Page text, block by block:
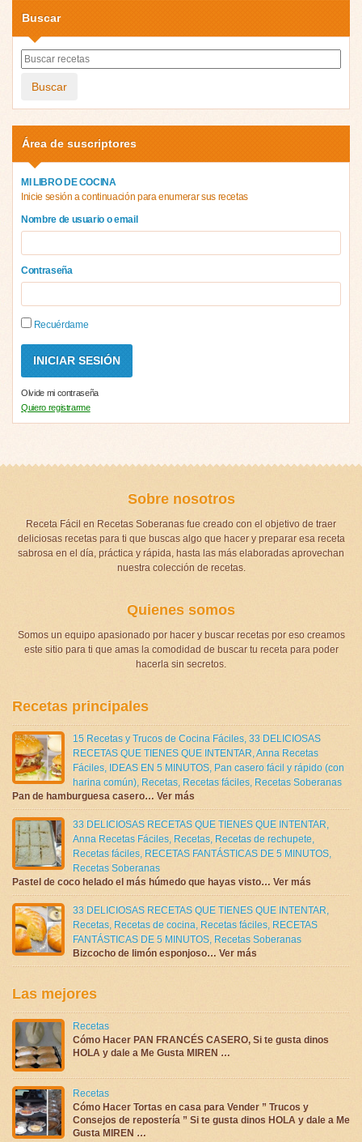
Buscar
Buscar
Área de suscriptores
MI LIBRO DE COCINA
Inicie sesión a continuación para enumerar sus recetas
Nombre de usuario o email
Contraseña
Recuérdame
Olvide mi contraseña
Quiero registrarme
Sobre nosotros
Receta Fácil en Recetas Soberanas fue creado con el objetivo de traer
deliciosas recetas para ti que buscas algo que hacer y preparar esa receta
sabrosa en el día, práctica y rápida, hasta las más elaboradas aprovechan
nuestra colección de recetas.
Quienes somos
Somos un equipo apasionado por hacer y buscar recetas por eso creamos
este sitio para ti que amas la comodidad de buscar tu receta para poder
hacerla sin secretos.
Recetas principales
15 Recetas y Trucos de Cocina Fáciles, 33 DELICIOSAS
RECETAS QUE TIENES QUE INTENTAR,Anna Recetas
Fáciles, IDEAS EN 5 MINUTOS, Pan casero fácil y rápido (con
harina común), Recetas, Recetas fáciles, Recetas Soberanas
Pan de hamburguesa casero… Ver más
33 DELICIOSAS RECETAS QUE TIENES QUE INTENTAR,
Anna Recetas Fáciles, Recetas, Recetas de rechupete,
Recetas fáciles, RECETAS FANTÁSTICAS DE 5 MINUTOS,
Recetas Soberanas
Pastel de coco helado el más húmedo que hayas visto… Ver más
33 DELICIOSAS RECETAS QUE TIENES QUE INTENTAR,
Recetas, Recetas de cocina, Recetas fáciles, RECETAS
FANTÁSTICAS DE 5 MINUTOS, Recetas Soberanas
Bizcocho de limón esponjoso… Ver más
Las mejores
Recetas
Cómo Hacer PAN FRANCÉS CASERO, Si te gusta dinos
HOLA y dale a Me Gusta MIREN …
Recetas
Cómo Hacer Tortas en casa para Vender ” Trucos y
Consejos de repostería ” Si te gusta dinos HOLA y dale a Me
Gusta MIREN …